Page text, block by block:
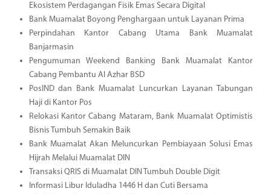
Ekosistem Perdagangan Fisik Emas Secara Digital
Bank Muamalat Boyong Penghargaan untuk Layanan Prima
Perpindahan Kantor Cabang Utama Bank Muamalat
Banjarmasin
Pengumuman Weekend Banking Bank Muamalat Kantor
Cabang Pembantu Al Azhar BSD
PosIND dan Bank Muamalat Luncurkan Layanan Tabungan
Haji di Kantor Pos
Relokasi Kantor Cabang Mataram, Bank Muamalat Optimistis
Bisnis Tumbuh Semakin Baik
Bank Muamalat Akan Meluncurkan Pembiayaan Solusi Emas
Hijrah Melalui Muamalat DIN
Transaksi QRIS di Muamalat DIN Tumbuh Double Digit
Informasi Libur Iduladha 1446 H dan Cuti Bersama